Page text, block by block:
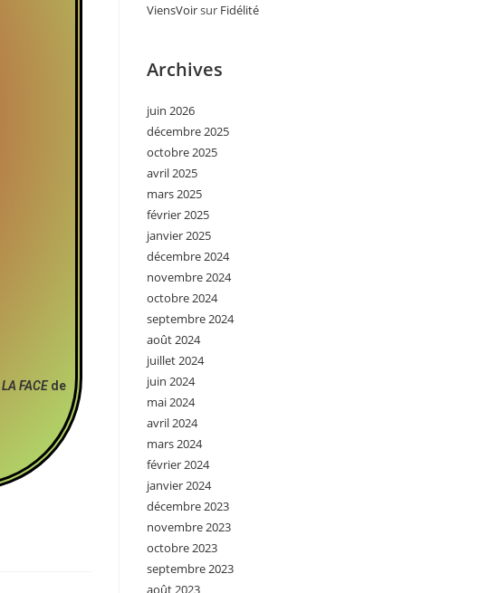
LA FACEde
ViensVoirsur Fidélité
Archives
juin 2026
décembre 2025
octobre 2025
avril 2025
mars 2025
février 2025
janvier 2025
décembre 2024
novembre 2024
octobre 2024
septembre 2024
août 2024
juillet 2024
juin 2024
mai 2024
avril 2024
mars 2024
février 2024
janvier 2024
décembre 2023
novembre 2023
octobre 2023
septembre 2023
août 2023